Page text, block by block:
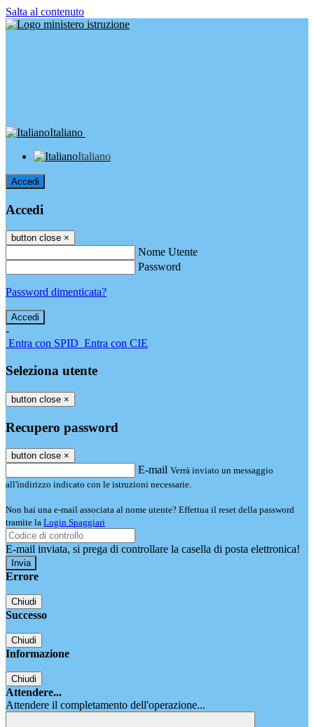
Salta al contenuto
Italiano
Italiano
Accedi
Accedi
button close ×
Nome Utente
Password
Password dimenticata?
-
Entra con SPID Entra con CIE
Seleziona utente
button close ×
Recupero password
button close ×
E-mail Verrà inviato un messaggio
all'indirizzo indicato con le istruzioni necessarie.
Non hai una e-mail associata al nome utente? Effettua il reset della password
tramite la Login Spaggiari
E-mail inviata, si prega di controllare la casella di posta elettronica!
Errore
Chiudi
Successo
Chiudi
Informazione
Chiudi
Attendere...
Attendere il completamento dell'operazione...